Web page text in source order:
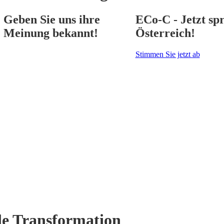
Geben Sie uns ihre
Meinung bekannt!
ECo-C - Jetzt
Österreich!
Stimmen Sie jetzt ab
Transformation